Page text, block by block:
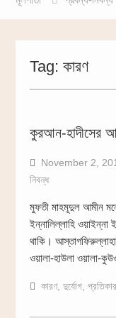
Tag: কারণ
কুরআন-হাদীসের
November 2,
নিবন্ধ
মুফতী মাহমূদুল আমীন
ইন্নালিল্লাহি
থাকি।
ওয়ালা-হাউলা ওয়ালা-
কারণ, দুর্যোগ, প্রতিকার